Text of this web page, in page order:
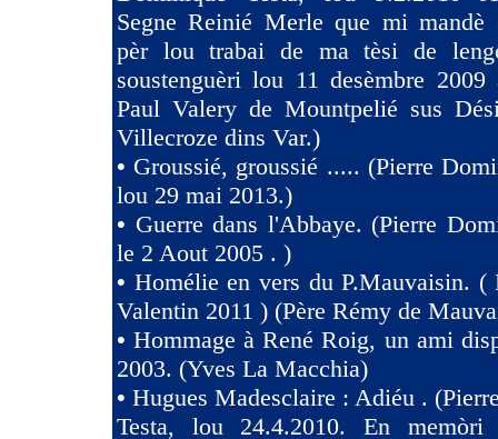
Segne Reinié Merle que mi mandè
pèr lou trabai de ma tèsi de
soustenguèri lou 11 desèmbre
Paul Valery de Mountpelié sus
Villecroze dins Var.)
• Groussié, groussié ..... (Pierre
lou 29 mai 2013.)
• Guerre dans l'Abbaye. (Pierre
le 2 Aout 2005 . )
• Homélie en vers du P.Mauvaisin. (
Valentin 2011 ) (Père Rémy de
•Hommage à René Roig, un ami
2003. (Yves La Macchia)
• Hugues Madesclaire : Adiéu .
Testa, lou 24.4.2010. En memòri